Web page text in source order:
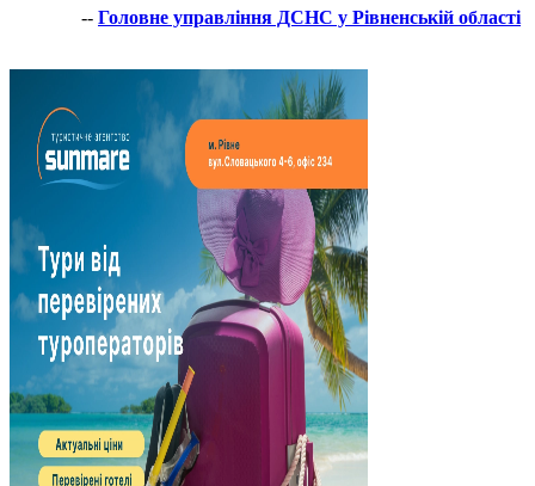
-- Головне управління ДСНС у Рівненській області